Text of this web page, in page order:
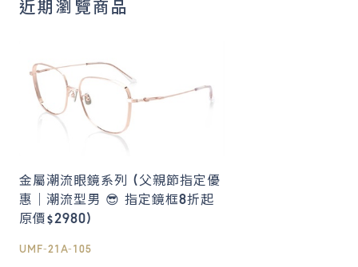
近期瀏覽商品
金屬潮流眼鏡系列 (父親節指定優
惠｜潮流型男 😎 指定鏡框8折起
原價$2980)
UMF-21A-105